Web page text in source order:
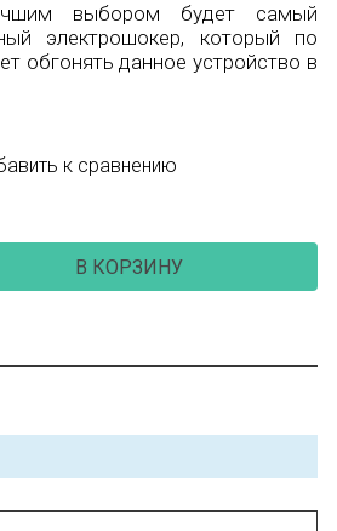
выбором будет самый
электрошокер, который по
обгонять данное устройство в
к сравнению
В КОРЗИНУ